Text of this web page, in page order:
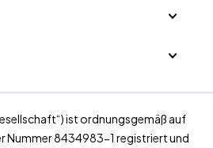
ist ordnungsgemäß auf
Nummer 8434983-1 registriert und